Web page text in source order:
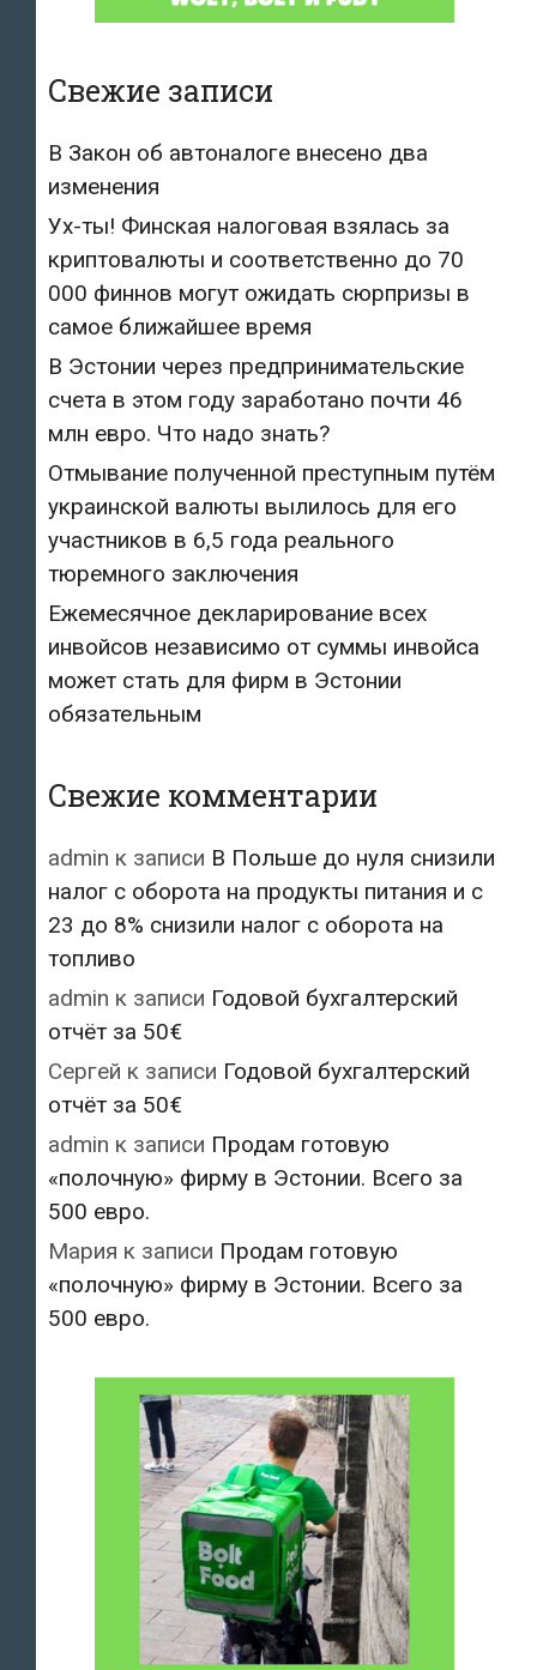
Свежие записи
В Закон об автоналоге внесено два
изменения
Ух-ты! Финская налоговая взялась за
криптовалюты и соответственно до 70
000 финнов могут ожидать сюрпризы в
самое ближайшее время
В Эстонии через предпринимательские
счета в этом году заработано почти 46
млн евро. Что надо знать?
Отмывание полученной преступным путём
украинской валюты вылилось для его
участников в 6,5 года реального
тюремного заключения
Ежемесячное декларирование всех
инвойсов независимо от суммы инвойса
может стать для фирм в Эстонии
обязательным
Свежие комментарии
admin к записи В Польше до нуля снизили
налог с оборота на продукты питания и с
23 до 8% снизили налог с оборота на
топливо
admin к записи Годовой бухгалтерский
отчёт за 50€
Сергей к записи Годовой бухгалтерский
отчёт за 50€
admin к записи Продам готовую
«полочную» фирму в Эстонии. Всего за
500 евро.
Мария к записи Продам готовую
«полочную» фирму в Эстонии. Всего за
500 евро.